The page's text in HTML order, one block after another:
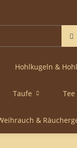
Hohlkugeln &
Taufe Tee
&